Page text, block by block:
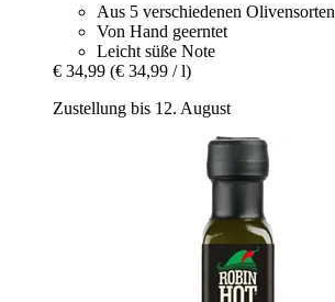
Aus 5 verschiedenen Olivensorten
Von Hand geerntet
Leicht süße Note
€ 34,99 (€ 34,99 / l)
Zustellung bis 12. August